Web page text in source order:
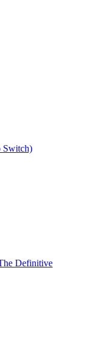
Switch)
Definitive